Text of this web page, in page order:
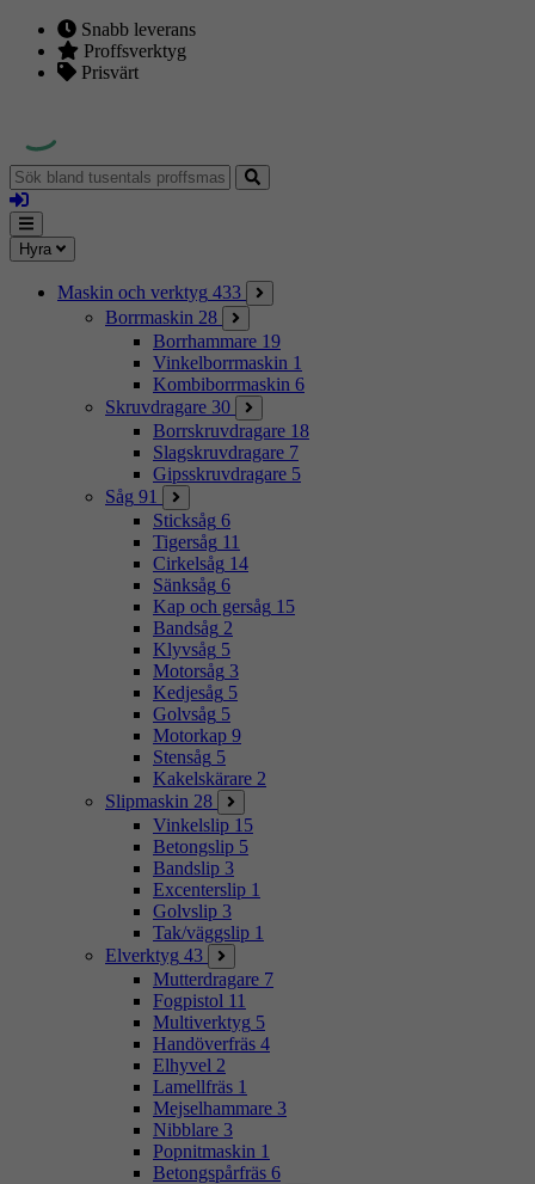
Snabb leverans
Proffsverktyg
Prisvärt
Sök
bland
tusentals
proffsmaskiner
Logga
in
Mina
sidor
Meny
Hyra
Maskin och verktyg 433
Borrmaskin 28
Borrhammare 19
Vinkelborrmaskin 1
Kombiborrmaskin 6
Skruvdragare 30
Borrskruvdragare 18
Slagskruvdragare 7
Gipsskruvdragare 5
Såg 91
Sticksåg 6
Tigersåg 11
Cirkelsåg 14
Sänksåg 6
Kap och gersåg 15
Bandsåg 2
Klyvsåg 5
Motorsåg 3
Kedjesåg 5
Golvsåg 5
Motorkap 9
Stensåg 5
Kakelskärare 2
Slipmaskin 28
Vinkelslip 15
Betongslip 5
Bandslip 3
Excenterslip 1
Golvslip 3
Tak/väggslip 1
Elverktyg 43
Mutterdragare 7
Fogpistol 11
Multiverktyg 5
Handöverfräs 4
Elhyvel 2
Lamellfräs 1
Mejselhammare 3
Nibblare 3
Popnitmaskin 1
Betongspårfräs 6